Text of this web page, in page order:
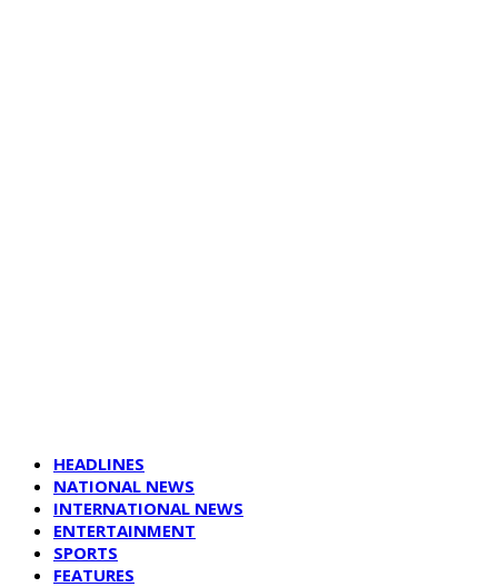
HEADLINES
NATIONAL NEWS
INTERNATIONAL NEWS
ENTERTAINMENT
SPORTS
FEATURES